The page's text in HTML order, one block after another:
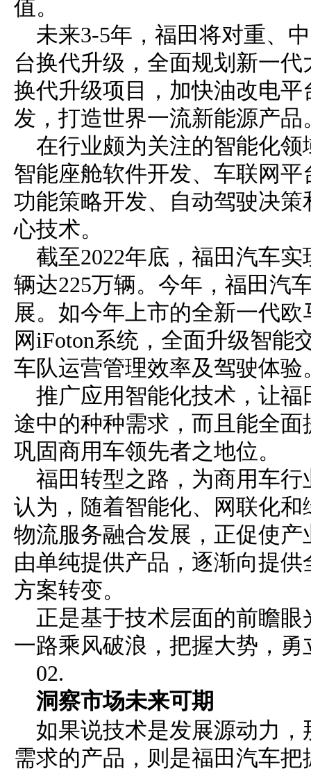
值。
未来3-5年，福田将对重、
台换代升级，全面规划新一
换代升级项目，加快油改电
发，打造世界一流新能源产品
在行业颇为关注的智能化
智能座舱软件开发、车联网
功能策略开发、自动驾驶决
心技术。
截至2022年底，福田汽车
辆达225万辆。今年，福田汽
展。如今年上市的全新一代
网iFoton系统，全面升级智能
车队运营管理效率及驾驶体验
推广应用智能化技术，让
途中的种种需求，而且能全
巩固商用车领先者之地位。
福田转型之路，为商用车
认为，随着智能化、网联化
物流服务融合发展，正促使
由单纯提供产品，逐渐向提
方案转变。
正是基于技术层面的前瞻
一路乘风破浪，把握大势，勇
02.
洞察市场未来可期
如果说技术是发展源动力
需求的产品，则是福田汽车